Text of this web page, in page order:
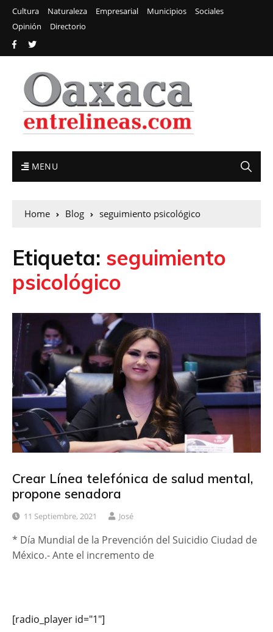
Cultura Naturaleza Empresarial Municipios
Sociales
Opinión
Directorio
MENU
Home Blog seguimiento psicológico
Etiqueta: seguimiento
psicológico
Crear Línea telefónica de salud mental,
propone senadora
11 Septiembre, 2021 José
* Día Mundial de la Prevención del Suicidio Ciudad de
México.- Ante el incremento de
[radio_player id="1"]